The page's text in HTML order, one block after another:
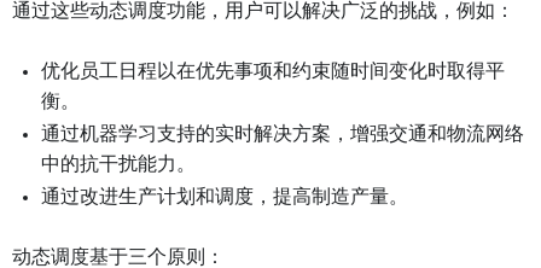
通过这些动态调度功能，用户可以解决广泛的挑战，例如：
优化员工日程以在优先事项和约束随时间变化时取得平
衡。
通过机器学习支持的实时解决方案，增强交通和物流网络
中的抗干扰能力。
通过改进生产计划和调度，提高制造产量。
动态调度基于三个原则：